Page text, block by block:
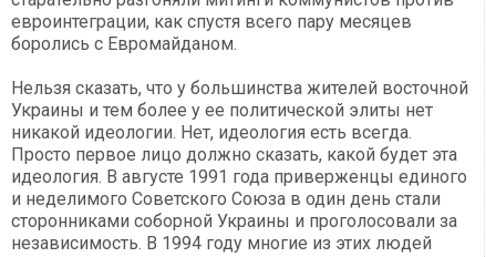
евроинтеграции, как спустя всего пару месяцев
боролись с Евромайданом.
Нельзя сказать, что у большинства жителей восточной
Украины и тем более у ее политической элиты нет
никакой идеологии. Нет, идеология есть всегда.
Просто первое лицо должно сказать, какой будет эта
идеология. В августе 1991 года приверженцы единого
и неделимого Советского Союза в один день стали
сторонниками соборной Украины и проголосовали за
независимость. В 1994 году многие из этих людей